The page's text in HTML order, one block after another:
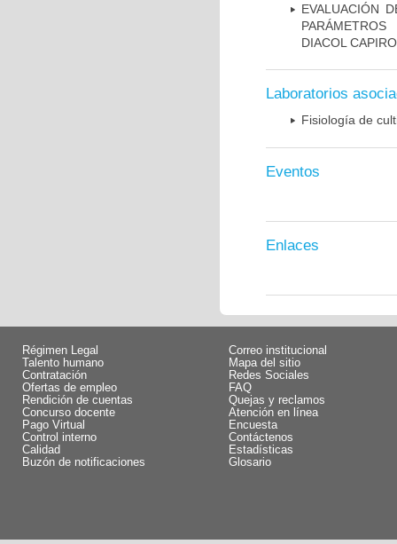
EVALUACIÓN
DIACOL
Laboratorios
Fisiología de
Eventos
Enlaces
Régimen Legal
Talento humano
Contratación
Ofertas de empleo
Rendición de cuentas
Concurso docente
Pago Virtual
Control interno
Calidad
Buzón de notificaciones
Correo institucional
Mapa del sitio
Redes Sociales
FAQ
Quejas y reclamos
Atención en línea
Encuesta
Contáctenos
Estadísticas
Glosario